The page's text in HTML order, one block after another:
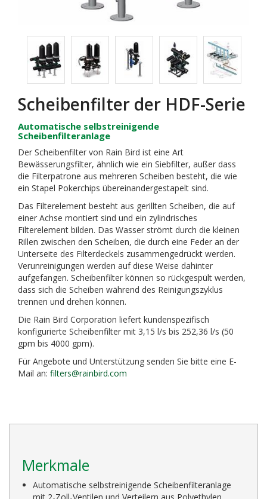
Scheibenfilter der HDF-Serie
Automatische selbstreinigende
Scheibenfilteranlage
Der Scheibenfilter von Rain Bird ist eine Art
Bewässerungsfilter, ähnlich wie ein Siebfilter, außer dass
die Filterpatrone aus mehreren Scheiben besteht, die wie
ein Stapel Pokerchips übereinandergestapelt sind.
Das Filterelement besteht aus gerillten Scheiben, die auf
einer Achse montiert sind und ein zylindrisches
Filterelement bilden. Das Wasser strömt durch die kleinen
Rillen zwischen den Scheiben, die durch eine Feder an der
Unterseite des Filterdeckels zusammengedrückt werden.
Verunreinigungen werden auf diese Weise dahinter
aufgefangen. Scheibenfilter können so rückgespült werden,
dass sich die Scheiben während des Reinigungszyklus
trennen und drehen können.
Die Rain Bird Corporation liefert kundenspezifisch
konfigurierte Scheibenfilter mit 3,15 l/s bis 252,36 l/s (50
gpm bis 4000 gpm).
Für Angebote und Unterstützung senden Sie bitte eine E-
Mail an: filters@rainbird.com
Merkmale
Automatische selbstreinigende Scheibenfilteranlage